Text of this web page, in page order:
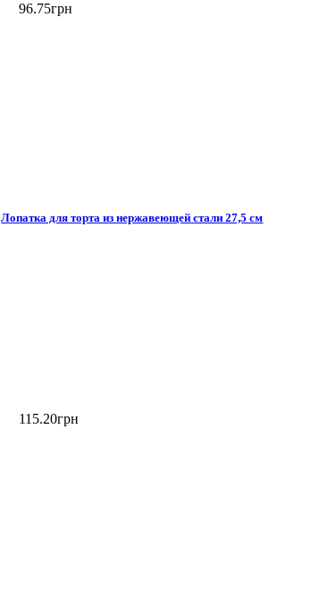
96.75грн
Лопатка для торта из нержавеющей стали 27,5 см
115.20грн